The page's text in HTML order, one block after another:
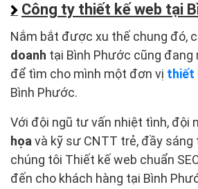
Công ty thiết kế web tại
Nắm bắt được xu thế chung đó,
doanh tại Bình Phước cũng đang
để tìm cho mình một đơn vị thiết
Bình Phước.
Với đội ngũ tư vấn nhiệt tình, đội
họa và kỹ sư CNTT trẻ, đầy sáng
chúng tôi Thiết kế web chuẩn
đến cho khách hàng tại Bình